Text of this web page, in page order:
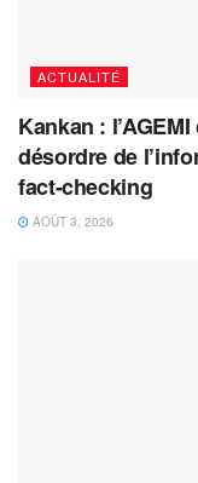
ACTUALITÉ
Kankan :
désordre de
fact-checking
AOÛT 3, 2026